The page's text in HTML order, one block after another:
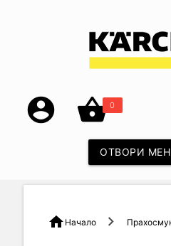
account_circle shopping_basket0
ОТВОРИ
home Начало